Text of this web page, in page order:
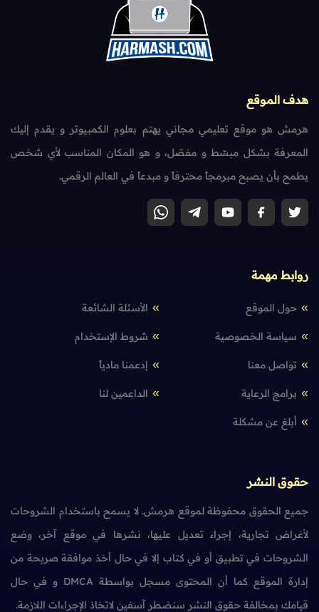
هدف الموقع
هرمش هو موقع تعليمي مجاني يهتم بعلوم الكمبيوتر و يقدم إليك
المعرفة بشكل مبسّط و مفصّل، و هو المكان المناسب لأي شخص
يطمح بأن يصبح مبرمجاً محترفاً و مبدعاً في العالم الرقمي.
روابط مهمة
حول الموقع الأسئلة الشائعة
سياسة الخصوصية شروط الإستخدام
تواصل معنا إدعمنا مادياً
برامج الرعاية الداعمين لنا
أبلغ عن مشكلة
حقوق النشر
جميع الحقوق محفوظة لموقع هرمش. لا يسمح باستخدام الشروحات
لأغراض تجارية، إجراء تعديل عليها، نشرها في موقع آخر، وضع
الشروحات في تطبيق أو في كتاب إلا في حال أخذ موافقة صريحة من
إدارة الموقع كما أن المحتوى مسجل بواسطة DMCA و في حال
قيامك بمخالفة حقوق النشر سنضطر آسفين لاتخاذ الإجراءات اللازمة.